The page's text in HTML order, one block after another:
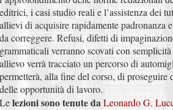
editrici, i casi studio reali e l’assistenza dei
allievi di acquisire rapidamente padronanza
da correggere. Refusi, difetti di
grammaticali verranno scovati con
allievo verrà tracciato un percorso di
permetterà, alla fine del corso, di proseguire
delle opportunità di lavoro.
Lelezioni sono tenute daLeonardo G.